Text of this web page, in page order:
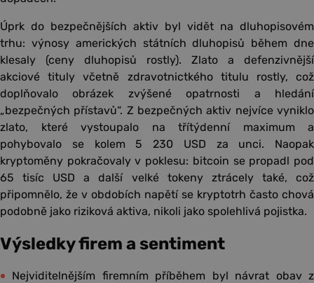
Úprk do bezpečnějších aktiv byl vidět na dluhopisovém
trhu: výnosy amerických státních dluhopisů během dne
klesaly (ceny dluhopisů rostly). Zlato a defenzivnější
akciové tituly včetně zdravotnictkého titulu rostly, což
doplňovalo obrázek zvýšené opatrnosti a hledání
„bezpečných přístavů“. Z bezpečných aktiv nejvíce vyniklo
zlato, které vystoupalo na třítýdenní maximum a
pohybovalo se kolem 5 230 USD za unci. Naopak
kryptoměny pokračovaly v poklesu: bitcoin se propadl pod
65 tisíc USD a další velké tokeny ztrácely také, což
připomnělo, že v obdobích napětí se kryptotrh často chová
podobně jako riziková aktiva, nikoli jako spolehlivá pojistka.
Výsledky firem a sentiment
Nejviditelnějším firemním příběhem byl návrat obav z